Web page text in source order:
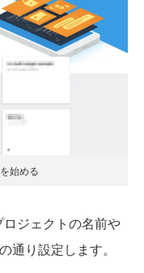
始める
ジェクトの名前や
通り設定します。